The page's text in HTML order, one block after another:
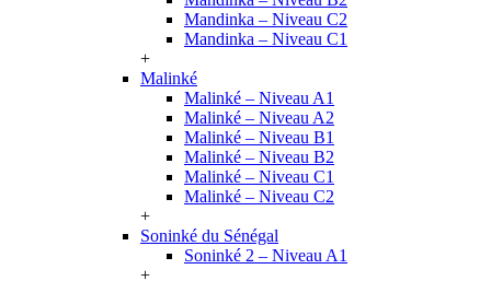
Mandinka – Niveau C2
Mandinka – Niveau C1
+
Malinké
Malinké – Niveau A1
Malinké – Niveau A2
Malinké – Niveau B1
Malinké – Niveau B2
Malinké – Niveau C1
Malinké – Niveau C2
+
Soninké du Sénégal
Soninké 2 – Niveau A1
+